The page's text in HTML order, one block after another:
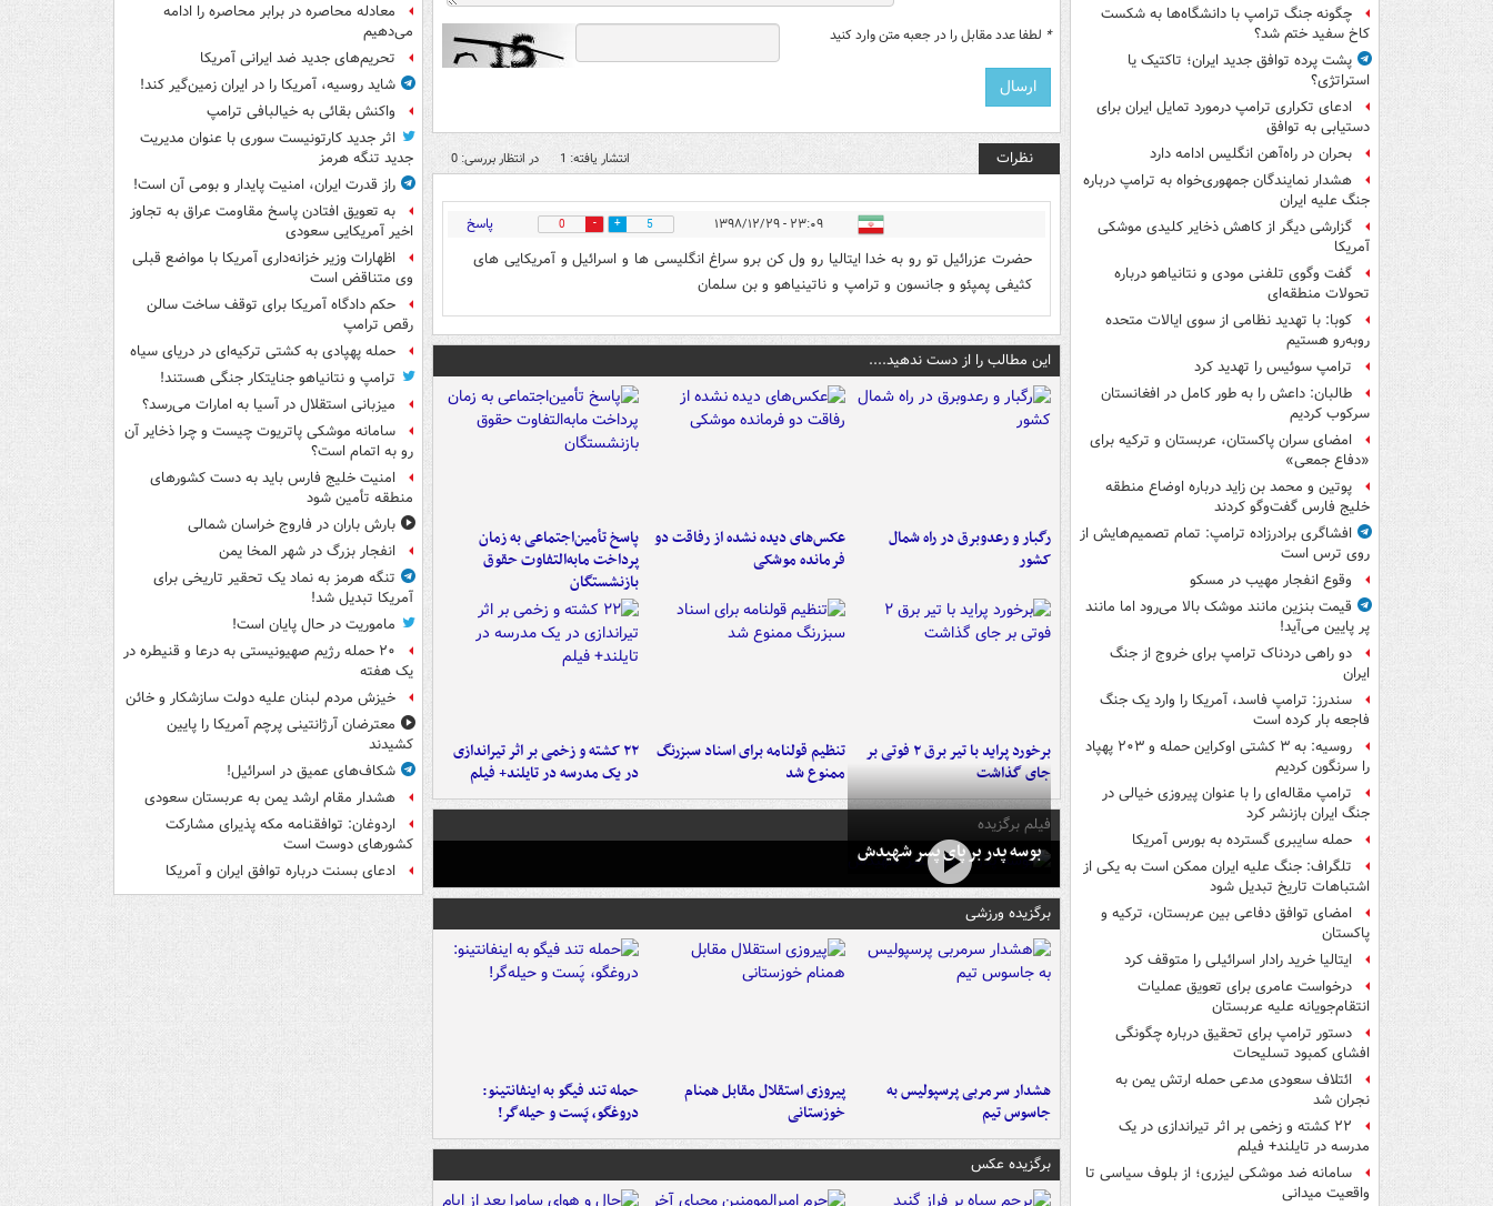
چگونه جنگ ترامپ با دانشگاه‌ها به شکست
کاخ سفید ختم شد؟
پشت پرده توافق جدید ایران؛ تاکتیک یا
استراتژی؟
ادعای تکراری ترامپ درمورد تمایل ایران برای
دستیابی به توافق
بحران در راه‌آهن انگلیس ادامه دارد
هشدار نمایندگان جمهوری‌خواه به ترامپ درباره
جنگ علیه ایران
گزارشی دیگر از کاهش ذخایر کلیدی موشکی
آمریکا
گفت وگوی تلفنی مودی و نتانیاهو درباره
تحولات منطقه‌ای
کوبا: با تهدید نظامی از سوی ایالات متحده
روبه‌رو هستیم
ترامپ سوئیس را تهدید کرد
طالبان: داعش را به طور کامل در افغانستان
سرکوب کردیم
امضای سران پاکستان، عربستان و ترکیه برای
«دفاع جمعی»
پوتین و محمد بن زاید درباره اوضاع منطقه
خلیج فارس گفت‌وگو کردند
افشاگری برادرزاده ترامپ: تمام تصمیم‌هایش از
روی ترس است
وقوع انفجار مهیب در مسکو
قیمت بنزین مانند موشک بالا می‌رود اما مانند
پر پایین می‌آید!
دو راهی دردناک ترامپ برای خروج از جنگ
ایران
سندرز: ترامپ فاسد، آمریکا را وارد یک جنگ
فاجعه بار کرده است
روسیه: به ۳ کشتی اوکراین حمله و ۲۰۳ پهپاد
را سرنگون کردیم
ترامپ مقاله‌ای را با عنوان پیروزی خیالی در
جنگ ایران بازنشر کرد
حمله سایبری گسترده به بورس آمریکا
تلگراف: جنگ علیه ایران ممکن است به یکی از
اشتباهات تاریخ تبدیل شود
امضای توافق دفاعی بین عربستان، ترکیه و
پاکستان
ایتالیا خرید رادار اسرائیلی را متوقف کرد
درخواست عامری برای تعویق عملیات
انتقام‌جویانه علیه عربستان
دستور ترامپ برای تحقیق درباره چگونگی
افشای کمبود تسلیحات
ائتلاف سعودی مدعی حمله ارتش یمن به
نجران شد
۲۲ کشته و زخمی بر اثر تیراندازی در یک
مدرسه در تایلند+ فیلم
سامانه ضد موشکی لیزری؛ از بلوف سیاسی تا
واقعیت میدانی
* لطفا عدد مقابل را در جعبه متن وارد کنید
نظرات انتشار یافته: 1 در انتظار بررسی: 0
۲۳:۰۹ - ۱۳۹۸/۱۲/۲۹ 5
0 پاسخ
حضرت عزرائیل تو رو به خدا ایتالیا رو ول کن برو سراغ انگلیسی ها و اسرائیل و آمریکایی های
کثیفی پمپئو و جانسون و ترامپ و ناتینیاهو و بن سلمان
این مطالب را از دست ندهید....
رگبار و رعدوبرق در راه شمال
کشور
عکس‌های دیده نشده از رفاقت دو
فرمانده‌ موشکی
پاسخ تأمین‌اجتماعی به زمان
پرداخت مابه‌التفاوت حقوق
بازنشستگان
برخورد پراید با تیر برق ۲ فوتی بر
جای گذاشت
تنظیم قولنامه برای اسناد سبزرنگ
ممنوع شد
۲۲ کشته و زخمی بر اثر تیراندازی
در یک مدرسه در تایلند+ فیلم
فیلم برگزیده
بوسه‌ پدر بر پای پسر شهیدش
برگزیده ورزشی
هشدار سرمربی پرسپولیس به
جاسوس تیم
پیروزی استقلال مقابل همنام
خوزستانی
حمله تند فیگو به اینفانتینو:
دروغگو، پَست‌ و حیله‌گر!
برگزیده عکس
معادله محاصره در برابر محاصره را ادامه
می‌دهیم
تحریم‌های جدید ضد ایرانی آمریکا
شاید روسیه، آمریکا را در ایران زمین‌گیر کند!
واکنش بقائی به خیالبافی ترامپ
اثر جدید کارتونیست سوری با عنوان مدیریت
جدید تنگه هرمز
راز قدرت ایران، امنیت پایدار و بومی آن است!
به تعویق افتادن پاسخ مقاومت عراق به تجاوز
اخیر آمریکایی سعودی
اظهارات وزیر خزانه‌داری آمریکا با مواضع قبلی
وی متناقض است
حکم دادگاه آمریکا برای توقف ساخت سالن
رقص ترامپ
حمله پهپادی به کشتی ترکیه‌ای در دریای سیاه
ترامپ و نتانیاهو جنایتکار جنگی هستند!
میزبانی استقلال در آسیا به امارات می‌رسد؟
سامانه موشکی پاتریوت چیست و چرا ذخایر آن
رو به اتمام است؟
امنیت خلیج فارس باید به دست کشورهای
منطقه تأمین شود
بارش باران در فاروج خراسان شمالی
انفجار بزرگ در شهر المخا یمن
تنگه هرمز به نماد یک تحقیر تاریخی برای
آمریکا تبدیل شد!
ماموریت در حال پایان است!
۲۰ حمله رژیم صهیونیستی به درعا و قنیطره در
یک هفته
خیزش مردم لبنان علیه دولت سازشکار و خائن
معترضان آرژانتینی پرچم آمریکا را پایین
کشیدند
شکاف‌های عمیق در اسرائیل!
هشدار مقام ارشد یمن به عربستان سعودی
اردوغان: توافقنامه مکه پذیرای مشارکت
کشورهای دوست است
ادعای بسنت درباره توافق ایران و آمریکا